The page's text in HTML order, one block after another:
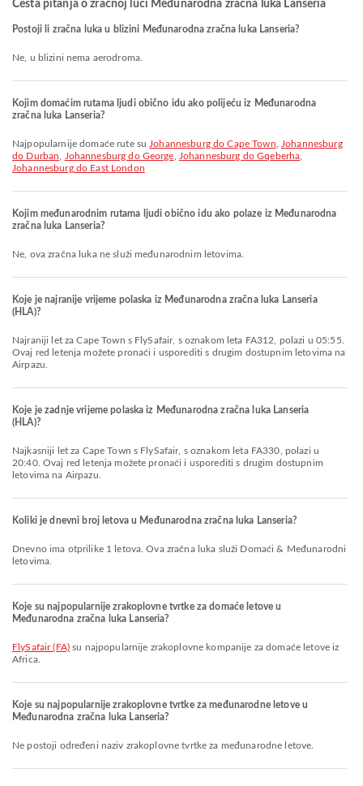
Česta pitanja o zračnoj luci Međunarodna zračna luka Lanseria
Postoji li zračna luka u blizini Međunarodna zračna luka Lanseria?
Ne, u blizini nema aerodroma.
Kojim domaćim rutama ljudi obično idu ako polijeću iz Međunarodna
zračna luka Lanseria?
Najpopularnije domaće rute su Johannesburg do Cape Town
Johannesburg
do Durban
Johannesburg do George Johannesburg do Gqeberha
Johannesburg do East London
Kojim međunarodnim rutama ljudi obično idu ako polaze iz Međunarodna
zračna luka Lanseria?
Ne, ova zračna luka ne služi međunarodnim letovima.
Koje je najranije vrijeme polaska iz Međunarodna zračna luka Lanseria
(HLA)?
Najraniji let za Cape Town s FlySafair, s oznakom leta FA312, polazi u 05:55.
Ovaj red letenja možete pronaći i usporediti s drugim dostupnim letovima na
Airpazu.
Koje je zadnje vrijeme polaska iz Međunarodna zračna luka Lanseria
(HLA)?
Najkasniji let za Cape Town s FlySafair, s oznakom leta FA330, polazi u
20:40. Ovaj red letenja možete pronaći i usporediti s drugim dostupnim
letovima na Airpazu.
Koliki je dnevni broj letova u Međunarodna zračna luka Lanseria?
Dnevno ima otprilike 1 letova. Ova zračna luka služi Domaći & Međunarodni
letovima.
Koje su najpopularnije zrakoplovne tvrtke za domaće letove u
Međunarodna zračna luka Lanseria?
FlySafair (FA)su najpopularnije zrakoplovne kompanije za domaće letove iz
Africa.
Koje su najpopularnije zrakoplovne tvrtke za međunarodne letove u
Međunarodna zračna luka Lanseria?
Ne postoji određeni naziv zrakoplovne tvrtke za međunarodne letove.